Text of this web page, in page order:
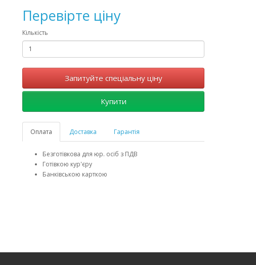
Перевірте ціну
Кількість
Запитуйте спеціальну ціну
Купити
Оплата Доставка Гарантія
Безготівкова для юр. осіб з ПДВ
Готівкою кур'єру
Банківською карткою